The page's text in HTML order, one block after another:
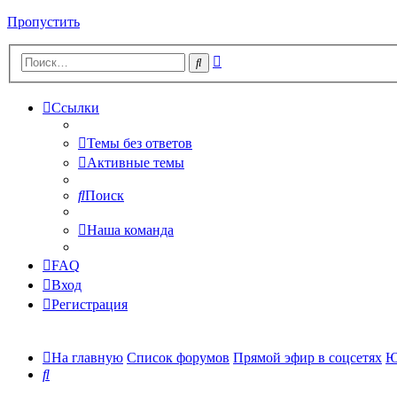
Пропустить
Поиск
Ссылки
Темы без ответов
Активные темы
Поиск
Наша команда
FAQ
Вход
Регистрация
На главную Список форумов Прямой эфир в соцсетях
Поиск